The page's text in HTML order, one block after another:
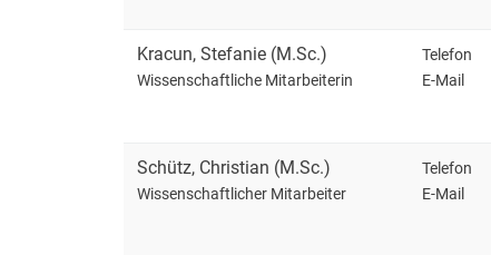
Kracun,Stefanie (M.Sc.)
Wissenschaftliche Mitarbeiterin
Telefon
E-Mail
Schütz, Christian (M.Sc.)
Wissenschaftlicher Mitarbeiter
Telefon
E-Mail